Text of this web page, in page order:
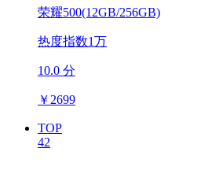
荣耀500(12GB/256GB)
热度指数1万
10.0 分
￥ 2699
TOP
42